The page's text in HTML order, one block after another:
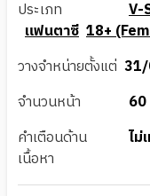
ประเภท
V-
แฟนตาซี 18+
วางจำหน่ายตั้งแต่
จำนวนหน้า
60
คำเตือนด้าน
เนื้อหา
ไม่